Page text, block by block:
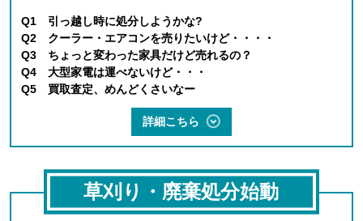
Q1 引っ越し時に処分しようかな?
Q2 クーラー・エアコンを売りたいけど・・・・
Q3 ちょっと変わった家具だけど売れるの？
Q4 大型家電は運べないけど・・・
Q5 買取査定、めんどくさいなー
詳細こちら
草刈り・廃棄処分始動